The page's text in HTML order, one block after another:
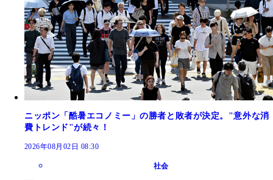
ニッポン「酷暑エコノミー」の勝者と敗者が決定。"意外な消
費トレンド"が続々！
2026年08月02日 08:30
社会